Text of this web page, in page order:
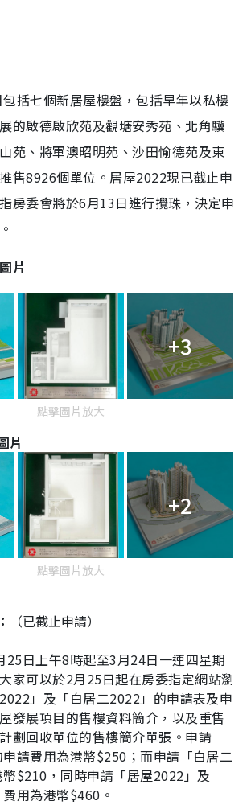
括七個新居屋樓盤，包括早年以私樓
的啟德啟欣苑及觀塘安秀苑、北角驥
苑、將軍澳昭明苑、沙田愉德苑及東
售8926個單位。居屋2022現已截止申
房委會將於6月13日進行攪珠，決定申
片
+3
點擊圖片放大
片
+2
點擊圖片放大
（已截止申請）
25日上午8時起至3月24日一連四星期
家可以於2月25日起在房委指定網站瀏
」及「白居二2022」的申請表及申
發展項目的售樓資料簡介，以及重售
劃回收單位的售樓簡介單張。申請
申請費用為港幣$250；而申請「白居二
$210 ，同時申請「居屋2022」及
費用為港幣$460 。